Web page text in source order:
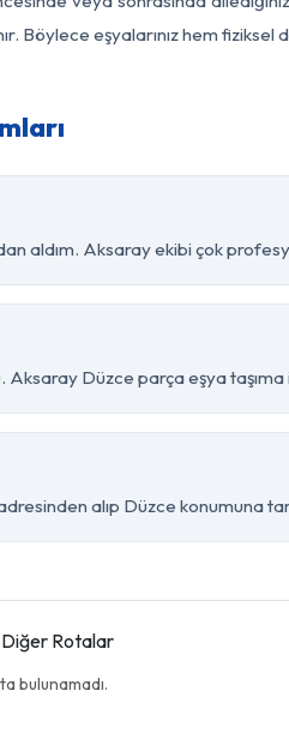
Böylece eşyalarınız hem
aldım. Aksaray ekibi çok
Düzce parça eşya taşıma
alıp Düzce konumuna
Rotalar
bulunamadı.